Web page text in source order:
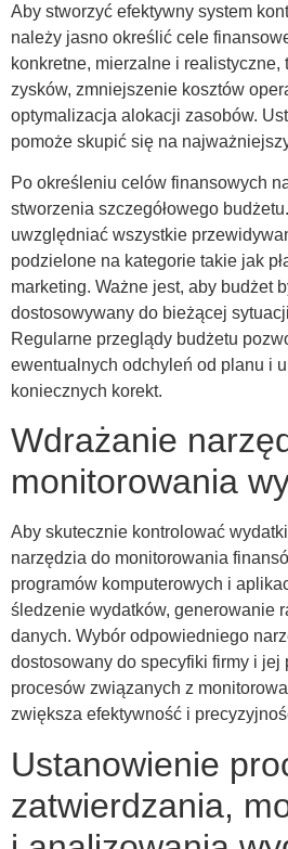
Aby stworzyć efektywny system
należy jasno określić cele
konkretne, mierzalne i
zysków, zmniejszenie kosztów
optymalizacja alokacji zasobów.
pomoże skupić się na
Po określeniu celów finansowych
stworzenia szczegółowego
uwzględniać wszystkie
podzielone na kategorie takie jak
marketing. Ważne jest, aby budżet
dostosowywany do bieżącej
Regularne przeglądy budżetu
ewentualnych odchyleń od planu i
koniecznych korekt.
Wdrażanie
monitorowania
Aby skutecznie kontrolować
narzędzia do monitorowania
programów komputerowych i
śledzenie wydatków, generowanie
danych. Wybór odpowiedniego
dostosowany do specyfiki firmy i jej
procesów związanych z
zwiększa efektywność i
Ustanowienie
zatwierdzania,